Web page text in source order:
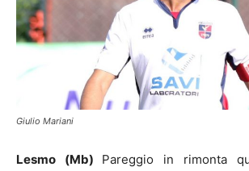
Giulio Mariani
Lesmo (Mb) Pareggio in rimonta